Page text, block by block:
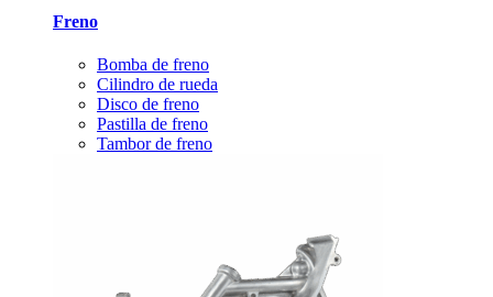
Freno
Bomba de freno
Cilindro de rueda
Disco de freno
Pastilla de freno
Tambor de freno